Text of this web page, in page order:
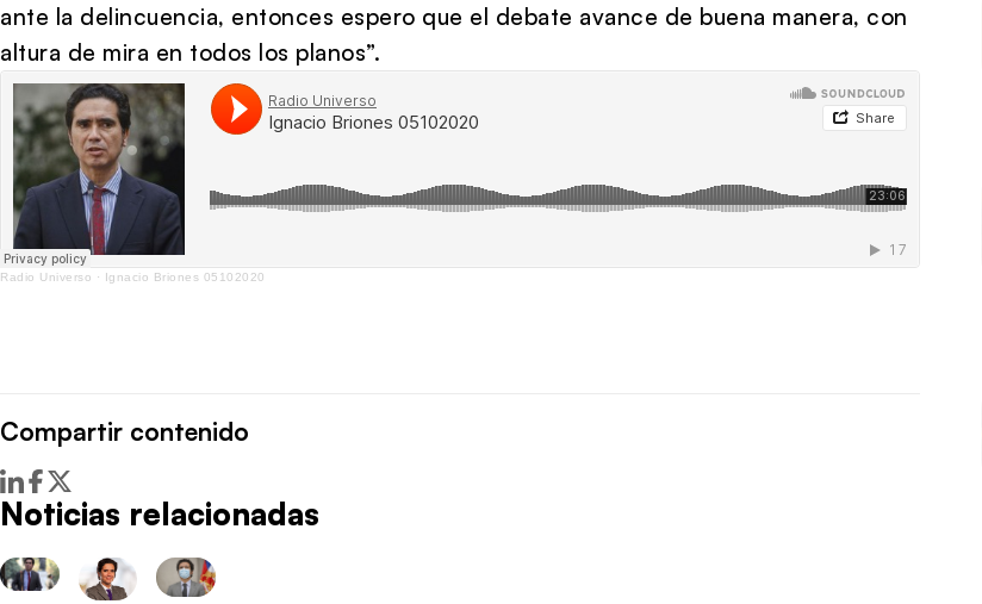
ante la delincuencia, entonces espero que el debate avance de buena manera, con
altura de mira en todos los planos”.
Radio Universo · Ignacio Briones 05102020
Compartir contenido
Noticias relacionadas